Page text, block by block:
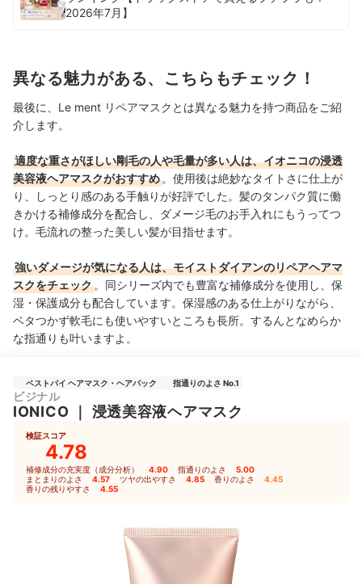
2026年7月】
異なる魅力がある、こちらもチェック！
最後に、Le ment リペアマスクとは異なる魅力を持つ商品をご紹
介します。
適度な重さがほしい剛毛の人や毛量が多い人は、イオニコの浸透
美容液ヘアマスクがおすすめ 。使用後は絶妙なタイトさに仕上が
り、しっとり感のある手触りが好評でした。髪のタンパク質に働
きかける補修成分を配合し、ダメージ毛のお手入れにもうってつ
け。毛流れの整った美しい髪が目指せます。
強いダメージが気になる人は、モイストダイアンのリペアヘアマ
スクをチェック 。同シリーズ内でも豊富な補修成分を使用し、保
湿・保護成分も配合しています。保湿感のある仕上がりながら、
ベタつかず軟毛にも使いやすいところも長所。するんとなめらか
な指通りも叶いますよ。
ベストバイ ヘアマスク・ヘアパック 指通りのよさ No.1
ビジナル
IONICO ｜ 浸透美容液ヘアマスク
検証スコア
4.78
補修成分の充実度（成分分析） 4.90 指通りのよさ 5.00
まとまりのよさ 4.57 ツヤの出やすさ 4.85 香りのよさ 4.45
香りの残りやすさ 4.55